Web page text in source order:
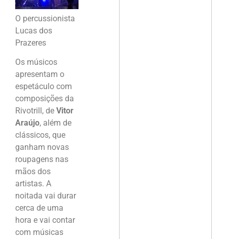
O percussionista
Lucas dos
Prazeres
Os músicos
apresentam o
espetáculo com
composições da
Rivotrill, de Vitor
Araújo, além de
clássicos, que
ganham novas
roupagens nas
mãos dos
artistas. A
noitada vai durar
cerca de uma
hora e vai contar
com músicas